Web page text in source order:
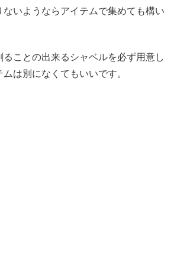
いようならアイテムで集めても構い
ことの出来るシャベルを必ず用意し
は別になくてもいいです。